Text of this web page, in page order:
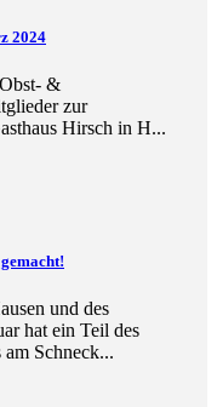
2024
&
zur
Hirsch in H...
und des
hat ein Teil des
am Schneck...